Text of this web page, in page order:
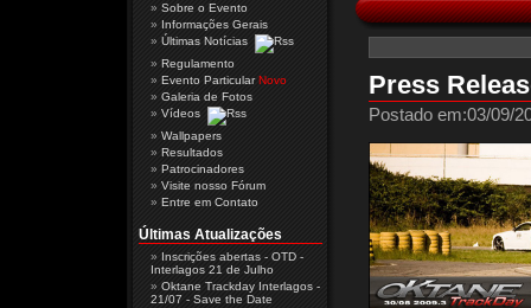
Press
Postado em:03/09/
Sobre o Evento
Informações Gerais
Últimas Notícias
Regulamento
Evento ParticularNovo
Galeria de Fotos
Vídeos
Wallpapers
Resultados
Patrocinadores
Visite nosso Fórum
Entre em Contato
Últimas Atualizações
Inscrições abertas - OTD -
Interlagos 21 de Julho
Oktane Trackday Interlagos -
21/07 - Save the Date